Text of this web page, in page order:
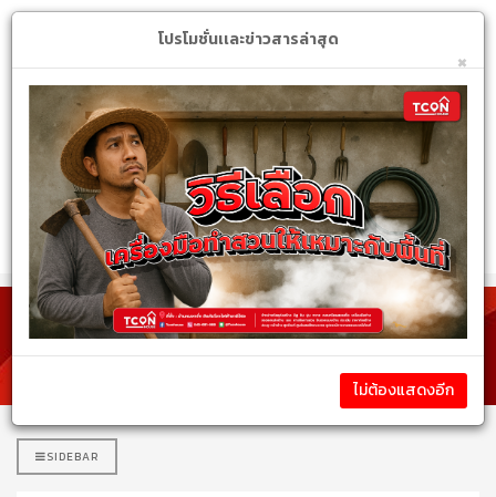
หมวดหมู่สินค้า
รายละเอียดสินค้า
SIDEBAR
โปรโมชั่นเเละข่าวสารล่าสุด
×
ไม่ต้องแสดงอีก